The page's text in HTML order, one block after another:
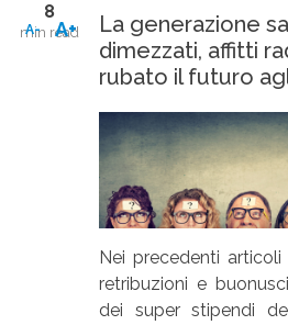
8
min read
A- A+
La generazione
dimezzati, affitti
rubato il futuro
Nei precedenti
retribuzioni e
dei super stipendi